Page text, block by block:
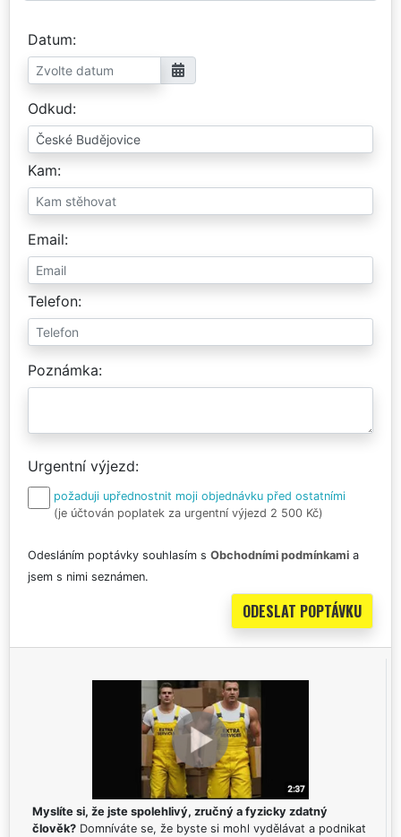
Datum
Odkud
Kam
Email
Telefon
Poznámka
Urgentní výjezd
požaduji upřednostnit moji objednávku před ostatními
(je účtován poplatek za urgentní výjezd 2 500 Kč)
Odesláním poptávky souhlasím s Obchodními podmínkami a
jsem s nimi seznámen.
Myslíte si, že jste spolehlivý, zručný a fyzicky zdatný
člověk? Domníváte se, že byste si mohl vydělávat a podnikat